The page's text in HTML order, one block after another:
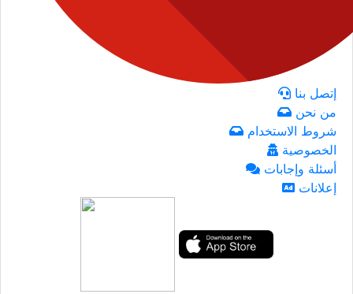
إتصل بنا
من نحن
شروط الاستخدام
الخصوصية
أسئلة وإجابات
إعلانات